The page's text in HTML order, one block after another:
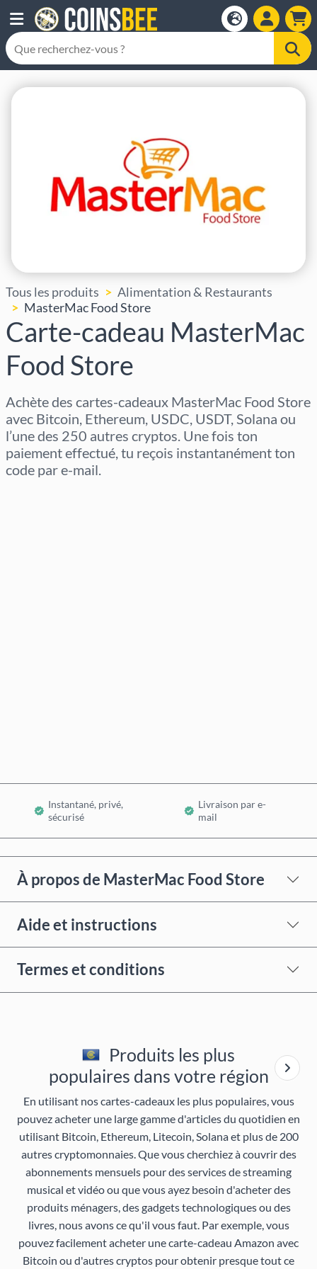
Tous les produits
Alimentation & Restaurants
MasterMac Food Store
Carte-cadeau MasterMac
Food Store
Achète des cartes-cadeaux MasterMac Food Store
avec Bitcoin, Ethereum, USDC, USDT, Solana ou
l’une des 250 autres cryptos. Une fois ton
paiement effectué, tu reçois instantanément ton
code par e-mail.
Instantané, privé,
sécurisé
Livraison par e-
mail
À propos de MasterMac Food Store
Aide et instructions
Termes et conditions
Produits les plus
populaires dans votre région
En utilisant nos cartes-cadeaux les plus populaires, vous
pouvez acheter une large gamme d'articles du quotidien en
utilisant Bitcoin, Ethereum, Litecoin, Solana et plus de 200
autres cryptomonnaies. Que vous cherchiez à couvrir des
abonnements mensuels pour des services de streaming
musical et vidéo ou que vous ayez besoin d'acheter des
produits ménagers, des gadgets technologiques ou des
livres, nous avons ce qu'il vous faut. Par exemple, vous
pouvez facilement acheter une carte-cadeau Amazon avec
Bitcoin ou d'autres cryptos pour obtenir presque tout ce